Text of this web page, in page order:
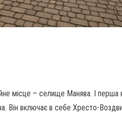
місце – селище Манява. І перша
Він включає в себе Хресто-